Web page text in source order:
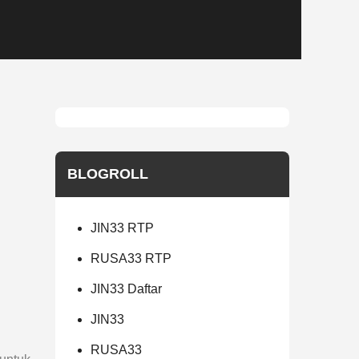
BLOGROLL
JIN33 RTP
RUSA33 RTP
JIN33 Daftar
JIN33
RUSA33